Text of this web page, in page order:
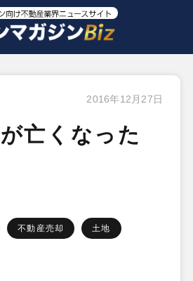
2016年12月27日
亡くなった
不動産売却 土地